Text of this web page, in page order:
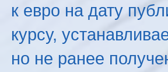
к евро на дату
курсу,
но не ранее